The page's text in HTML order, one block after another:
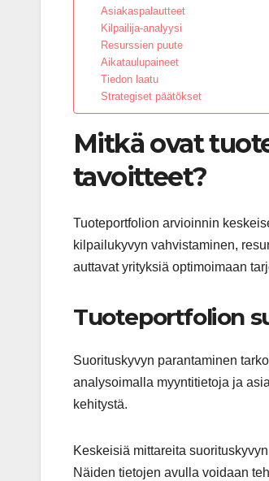
Asiakaspalautteet
Kilpailija-analyysi
Resurssien puute
Aikataulupaineet
Tiedon laatu
Strategiset päätökset
Mitkä ovat
tavoitteet?
Tuoteportfolion arvioinnin
kilpailukyvyn vahvistaminen,
auttavat yrityksiä optimoimaan
Tuoteportfolion
Suorituskyvyn parantaminen
analysoimalla myyntitietoja ja
kehitystä.
Keskeisiä mittareita
Näiden tietojen avulla voidaan